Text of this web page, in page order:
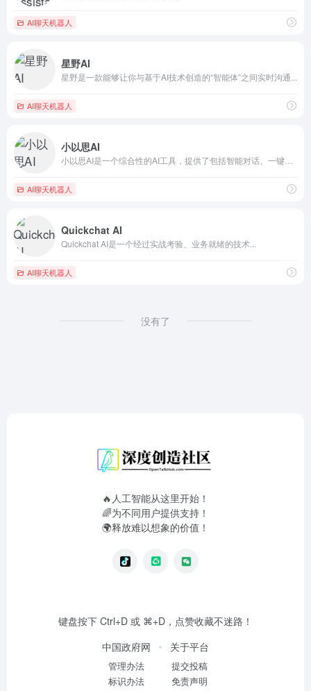
AI聊天机器人
星野AI
星野是一款能够让你与基于AI技术创造的“智能体”之间实时沟通...
AI聊天机器人
小以思AI
AI聊天机器人
Quickchat AI
Quickchat AI是一个经过实战考验、业务就绪的技术...
AI聊天机器人
没有了
🔥人工智能从这里开始！
🌈为不同用户提供支持！
🌍释放难以想象的价值！
键盘按下 Ctrl+D 或 ⌘+D，点赞收藏不迷路！
中国政府网
管理办法
标识办法
关于平台
提交投稿
免责声明